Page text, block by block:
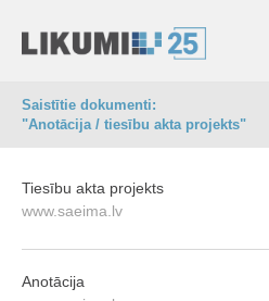
Saistītie dokumenti:
"Anotācija / tiesību akta projekts"
Tiesību akta projekts
www.saeima.lv
Anotācija